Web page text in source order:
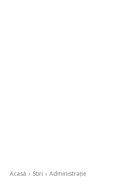
Acasă Stiri Administrație